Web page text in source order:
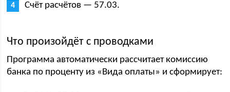
Счёт расчётов — 57.03.
Что произойдёт с проводками
Программа автоматически рассчитает комиссию
банка по проценту из «Вида оплаты» и сформирует: